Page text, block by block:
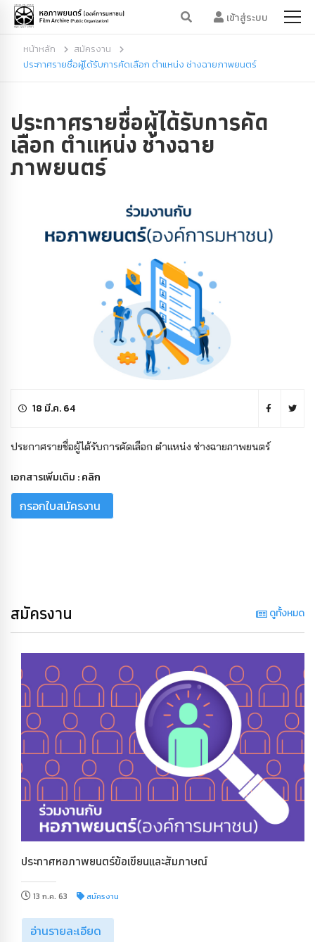
เข้าสู่ระบบ
หน้าหลัก
สมัครงาน
ประกาศรายชื่อผู้ได้รับการคัดเลือก ตำแหน่ง ช่างฉายภาพยนตร์
ประกาศรายชื่อผู้ได้รับการคัด
เลือก ตำแหน่ง ช่างฉาย
ภาพยนตร์
18 มี.ค. 64
ประกาศรายชื่อผู้ได้รับการคัดเลือก ตำแหน่ง ช่างฉายภาพยนตร์
เอกสารเพิ่มเติม :คลิก
กรอกใบสมัครงาน
สมัครงาน ดูทั้งหมด
ประกาศหอภาพยนตร์ข้อเขียนและสัมภาษณ์
13 ก.ค. 63 สมัครงาน
อ่านรายละเอียด